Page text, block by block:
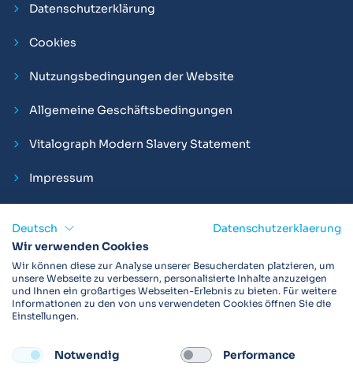
Datenschutzerklärung
Cookies
Nutzungsbedingungen der Website
Allgemeine Geschäftsbedingungen
Vitalograph Modern Slavery Statement
Impressum
Vitalograph ist ein internationaler Hersteller von Spirometern,
EKGs und Bakterien-Viren-Filtern zur sicheren
Lungenfunktionsdiagnostik. Darüber hinaus sind wir weltweit
als Technologie- und Service-Provider für klinische
FOLLOW
Deutsch
Datenschutzerklaerung
Wir verwenden Cookies
Wir können diese zur Analyse unserer Besucherdaten platzieren, um
unsere Webseite zu verbessern, personalisierte Inhalte anzuzeigen
und Ihnen ein großartiges Webseiten-Erlebnis zu bieten. Für weitere
Informationen zu den von uns verwendeten Cookies öffnen Sie die
Einstellungen.
Notwendig Performance